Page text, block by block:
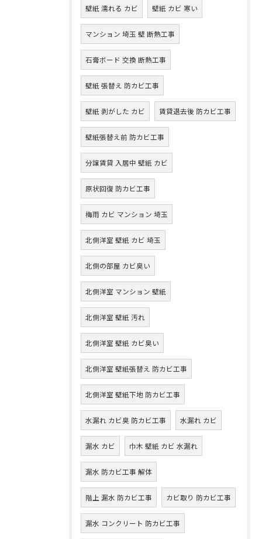
壁紙 濡れる カビ 壁紙 カビ 寒い
マンション 埼玉 壁 断熱工事
石膏ボード 交換 断熱工事
壁紙 張替え 防カビ工事
壁紙 剥がした カビ 賃貸退去後 防カビ工事
壁紙張替え前 防カビ工事
分譲賃貸 入居中 壁紙 カビ
原状回復 防カビ工事
梅雨 カビ マンション 埼玉
北側洋室 壁紙 カビ 埼玉
北側の部屋 カビ臭い
北側洋室 マンション 壁紙
北側洋室 壁紙 汚れ
北側洋室 壁紙 カビ臭い
北側洋室 壁紙張替え 防カビ工事
北側洋室 壁紙下地 防カビ工事
水漏れ カビ臭 防カビ工事 水漏れ カビ
漏水 カビ 巾木 壁紙 カビ 水漏れ
漏水 防カビ工事 解体
階上 漏水 防カビ工事 カビ取り 防カビ工事
漏水 コンクリート 防カビ工事